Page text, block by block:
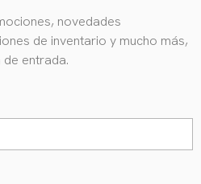
novedades
de inventario y mucho más,
entrada.